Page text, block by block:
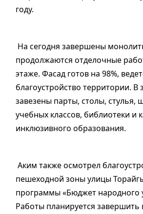
году.
На сегодня завершены
продолжаются отделочные
этаже. Фасад готов на 98%,
благоустройство территории. В
завезены парты, столы, стулья,
учебных классов, библиотеки и
инклюзивного образования.
Аким также осмотрел
пешеходной зоны улицы
программы «Бюджет народного
Работы планируется завершить